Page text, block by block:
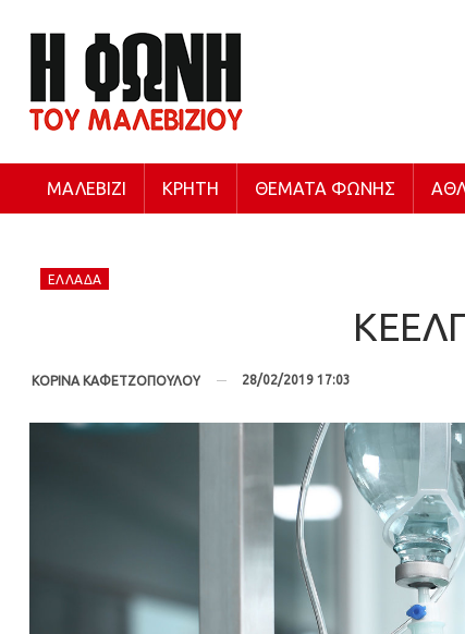
ΜΑΛΕΒΊΖΙ ΚΡΉΤΗ ΘΈΜΑΤΑ ΦΩΝΉΣ
ΕΛΛΆΔΑ
ΚΟΡΙΝΑ ΚΑΦΕΤΖΟΠΟΥΛΟΥ 28/02/2019 17:03